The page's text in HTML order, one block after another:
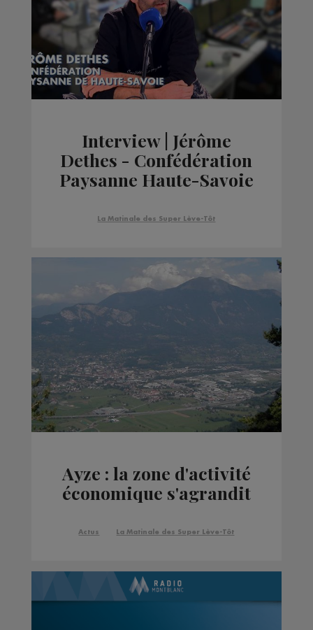
Interview | Jérôme
Dethes - Confédération
Paysanne Haute-Savoie
La Matinale des Super Lève-Tôt
Ayze : la zone d'activité
économique s'agrandit
Actus La Matinale des Super Lève-Tôt